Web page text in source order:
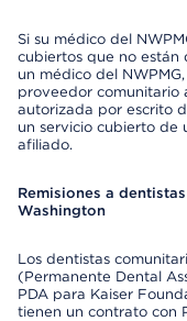
Si su médico del
cubiertos que no están
un médico del
proveedor comunitario
autorizada por escrito
un servicio cubierto de
afiliado.
Remisiones a
Washington
Los dentistas
(Permanente Dental
PDA para Kaiser
tienen un contrato con